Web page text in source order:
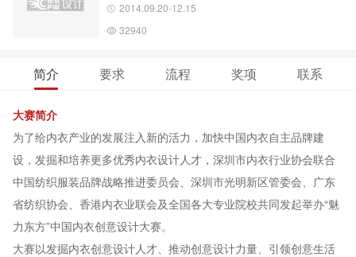
2014.09.20-12.15
32940
简介 要求 流程 奖项 联系
大赛简介
为了给内衣产业的发展注入新的活力，加快中国内衣自主品牌建
设，发掘和培养更多优秀内衣设计人才，深圳市内衣行业协会联合
中国纺织服装品牌战略推进委员会、深圳市光明新区管委会、广东
省纺织协会、香港内衣业联会及全国各大专业院校共同发起举办“魅
力东方”中国内衣创意设计大赛。
大赛以发掘内衣创意设计人才、推动创意设计力量、引领创意生活